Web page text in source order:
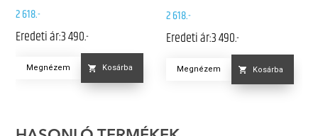
2 618.-
Eredeti ár:3 490.-
Megnézem Kosárba
2 618.-
Eredeti ár:3 490.-
Megnézem Kosárba